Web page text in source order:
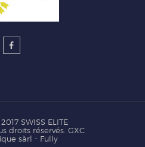
SWISS ELITE
droits réservés. GXC
sàrl - Fully